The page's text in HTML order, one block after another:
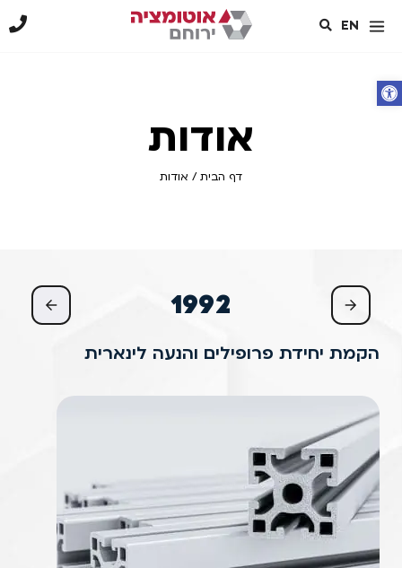
פתח סרגל נגישות
EN
אודות
דף הבית/ אודות
1992
הקמת יחידת פרופילים והנעה לינארית